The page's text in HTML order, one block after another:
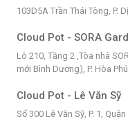
103D5A Trần Thái Tông, P.
Cloud Pot - SORA
Lô 210, Tầng 2 ,Tòa nhà
mới Bình Dương), P. Hòa
Cloud Pot - Lê Văn Sỹ
Số 300 Lê Văn Sỹ, P. 1,